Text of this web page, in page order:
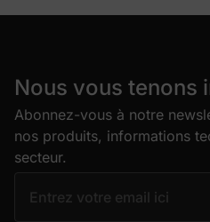
Nous vous tenons
Abonnez-vous à notre
nos produits, informations
secteur.